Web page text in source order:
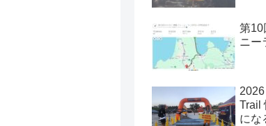
第10
ニー
Trail
にな